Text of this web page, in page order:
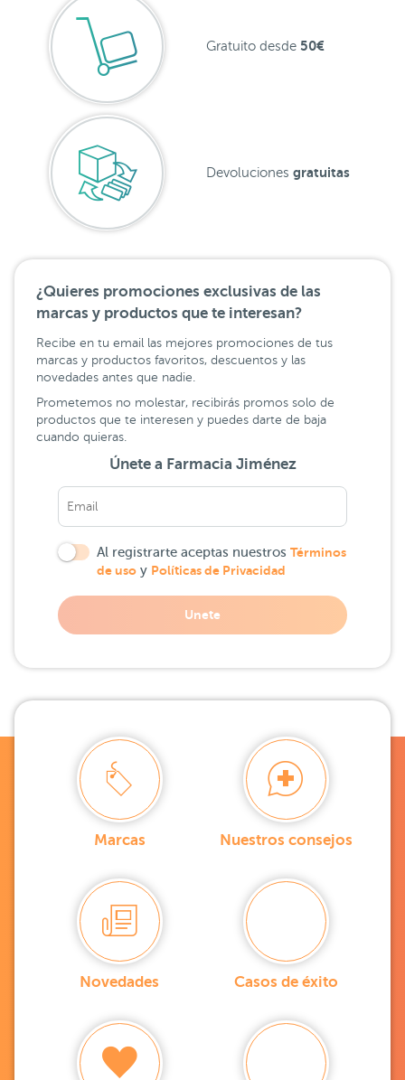
Gratuito desde 50€
Devoluciones gratuitas
¿Quieres promociones exclusivas de las
marcas y productos que te interesan?
Recibe en tu email las mejores promociones de tus
marcas y productos favoritos, descuentos y las
novedades antes que nadie.
Prometemos no molestar, recibirás promos solo de
productos que te interesen y puedes darte de baja
cuando quieras.
Únete a Farmacia Jiménez
Al registrarte aceptas nuestros Términos
de uso y Políticas de Privacidad
Unete
Marcas Nuestros consejos
Novedades Casos de éxito